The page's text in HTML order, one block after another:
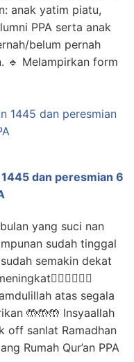
anak yatim piatu,
PPA serta anak
belum pernah
🔹 Melampirkan form
dan peresmian 6
yang suci nan
sudah tinggal
semakin dekat
atas segala
🤲🤲🤲 Insyaallah
off sanlat Ramadhan
Rumah Qur’an PPA